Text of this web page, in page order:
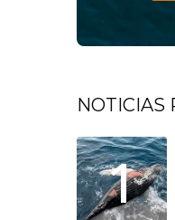
NOTICIAS
1